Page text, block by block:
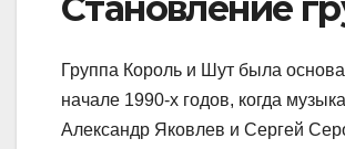
Группа Король и Шут была
начале 1990-х годов, когда
Александр Яковлев и Сергей